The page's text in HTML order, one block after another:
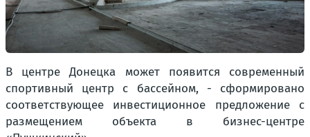
В центре Донецка может появится современный
спортивный центр с бассейном, - сформировано
соответствующее инвестиционное предложение с
размещением объекта в бизнес-центре